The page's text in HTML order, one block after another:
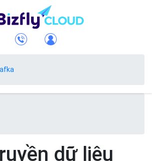
dữ liệu